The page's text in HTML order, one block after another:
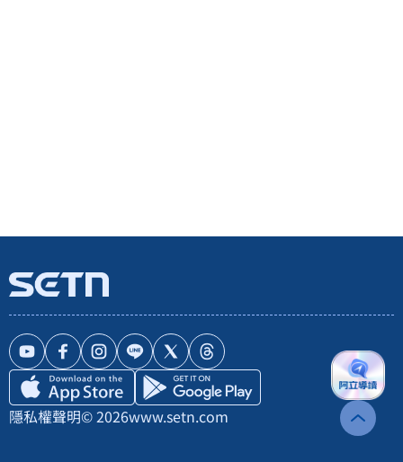
隱私權聲明© 2026www.setn.com